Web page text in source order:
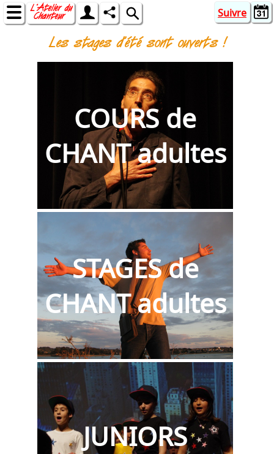
Suivre
Les stages d'été sont ouverts !
COURS de
CHANT adultes
STAGES de
CHANT adultes
JUNIORS